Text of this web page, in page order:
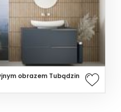
obrazem Tubądzin